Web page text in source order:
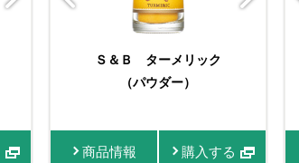
おろし生にんにく
商品情報 購入する
Ｓ＆Ｂ ターメリック
（パウダー）
商品情報 購入する
バリュースパイスクミン
商品情報